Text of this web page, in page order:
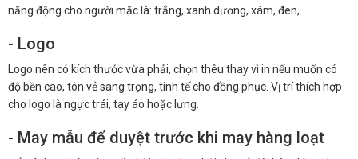
năng động cho người mặc là: trắng, xanh dương, xám, đen,…
- Logo
Logo nên có kích thước vừa phải, chọn thêu thay vì in nếu muốn có
độ bền cao, tôn vẻ sang trọng, tinh tế cho đồng phục. Vị trí thích hợp
cho logo là ngực trái, tay áo hoặc lưng.
- May mẫu để duyệt trước khi may hàng loạt